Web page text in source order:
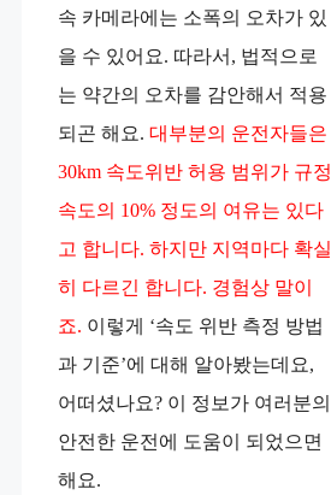
속 카메라에는 소폭의 오차가 있
을 수 있어요. 따라서, 법적으로
는 약간의 오차를 감안해서 적용
되곤 해요. 대부분의 운전자들은
30km 속도위반 허용 범위가 규정
속도의 10% 정도의 여유는 있다
고 합니다. 하지만 지역마다 확실
히 다르긴 합니다. 경험상 말이
죠. 이렇게 ‘속도 위반 측정 방법
과 기준’에 대해 알아봤는데요,
어떠셨나요? 이 정보가 여러분의
안전한 운전에 도움이 되었으면
해요.